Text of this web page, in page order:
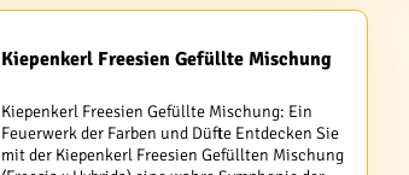
Kiepenkerl Freesien Gefüllte Mischung
Kiepenkerl Freesien Gefüllte Mischung: Ein
Feuerwerk der Farben und Düfte Entdecken Sie
mit der Kiepenkerl Freesien Gefüllten Mischung